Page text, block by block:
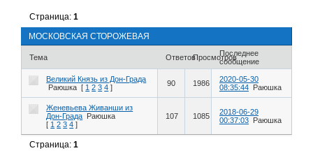
МОСКОВСКАЯ СТОРОЖЕВАЯ
Страница:1
Тема ОтветовПросмотровПоследнее
сообщение
Великий Князь из Дон-Града
Раюшка [ 1 2 3 4 ] 90 1986
2020-05-30
08:35:44 Раюшка
Женевьева Живанши из
Дон-Града Раюшка
[ 1 2 3 4 ]
107 1085
2018-06-29
00:37:03 Раюшка
Страница:1